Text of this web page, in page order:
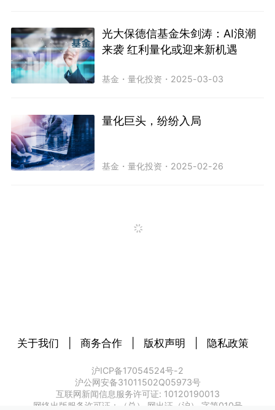
光大保德信基金朱剑涛：AI浪潮
来袭 红利量化或迎来新机遇
基金 ・量化投资 ・ 2025-03-03
量化巨头，纷纷入局
基金 ・量化投资 ・ 2025-02-26
关于我们 商务合作 版权声明 隐私政策
沪ICP备17054524号-2
沪公网安备31011502Q05973号
互联网新闻信息服务许可证: 10120190013
网络出版服务许可证：（总） 网出证（沪） 字第010号